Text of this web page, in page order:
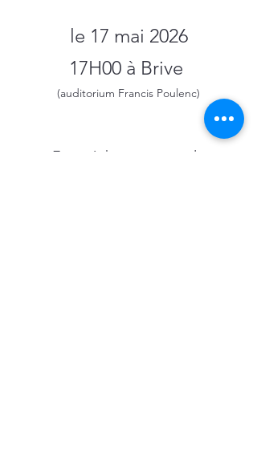
le 17 mai 2026
17H00 à Brive
(auditorium Francis Poulenc)
Et en échange musical :